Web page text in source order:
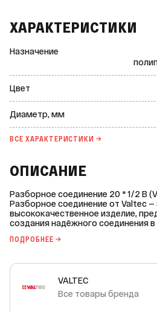
ХАРАКТЕРИСТИКИ
Назначение
Цвет
Диаметр, мм
ВСЕ ХАРАКТЕРИСТИКИ →
ОПИСАНИЕ
Разборное соединение 20 * 1/2 В (Valtec)
Разборное соединение от Valtec —
высококачественное изделие,
создания надёжного соединения
100 тип 3 и латуни CW 617N с, что
имеет никелированное
от воздействия агрессивных сред
эстетичный внешний вид.
кольцу EPDM, соединение
предотвращает утечки. Изделие легко монтируется и
демонтируется, что позволяет
ПОДРОБНЕЕ →
VALTEC
Все товары бренда